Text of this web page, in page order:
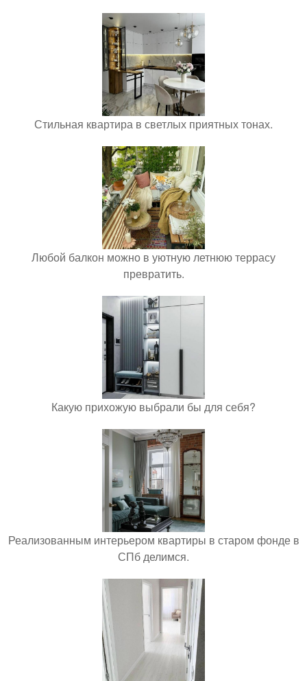
Стильная квартира в светлых приятных тонах.
Любой балкон можно в уютную летнюю террасу
превратить.
Какую прихожую выбрали бы для себя?
Реализованным интерьером квартиры в старом фонде в
СПб делимся.